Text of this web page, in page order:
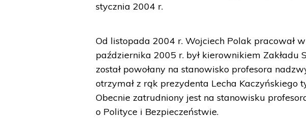
stycznia 2004 r.
Od listopada 2004 r. Wojciech Polak pracował
października 2005 r. był kierownikiem
został powołany na stanowisko profesora
otrzymał z rąk prezydenta Lecha Kaczyńskiego
Obecnie zatrudniony jest na stanowisku
o Polityce i Bezpieczeństwie.